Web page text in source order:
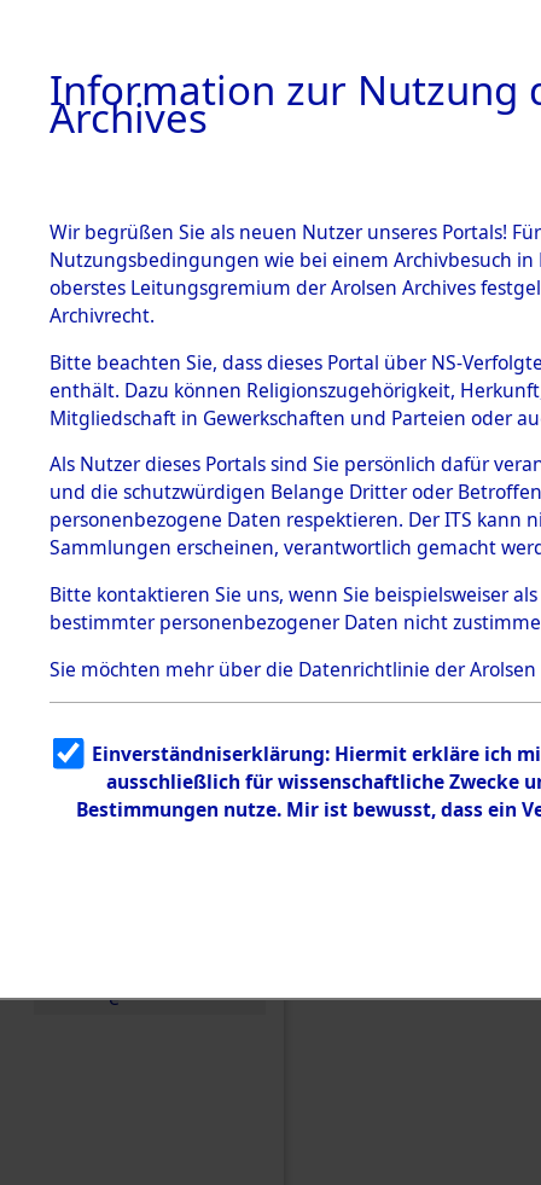
BESTÄNDE
1.
mente
5. Verschiedenes
5.3
Todesmärsche
5.3.1 Alliierte
Erhebungen
zu
Todesmärsch
en
5.3.2
g
5.3.3
Todesmärsch
e
von
Toter aus
Ort ihrer
0001
Information zur Nutzung
Archives
Wir begrüßen Sie als neuen Nutzer unseres Portals!
Nutzungsbedingungen wie bei einem Archivbesuch
oberstes Leitungsgremium der Arolsen Archives
Archivrecht.
Bitte beachten Sie, dass dieses Portal über NS-
enthält. Dazu können Religionszugehörigkeit,
Mitgliedschaft in Gewerkschaften und Parteien oder
Als Nutzer dieses Portals sind Sie persönlich dafür
und die schutzwürdigen Belange Dritter oder
personenbezogene Daten respektieren. Der ITS
Sammlungen erscheinen, verantwortlich gemacht
Bitte kontaktieren Sie uns, wenn Sie beispielsweiser
bestimmter personenbezogener Daten nicht
Sie möchten mehr über die Datenrichtlinie der Arolsen
Einverständniserklärung: Hiermit erkläre ich
ausschließlich für wissenschaftliche Zwecke
Bestimmungen nutze. Mir ist bewusst, dass ein